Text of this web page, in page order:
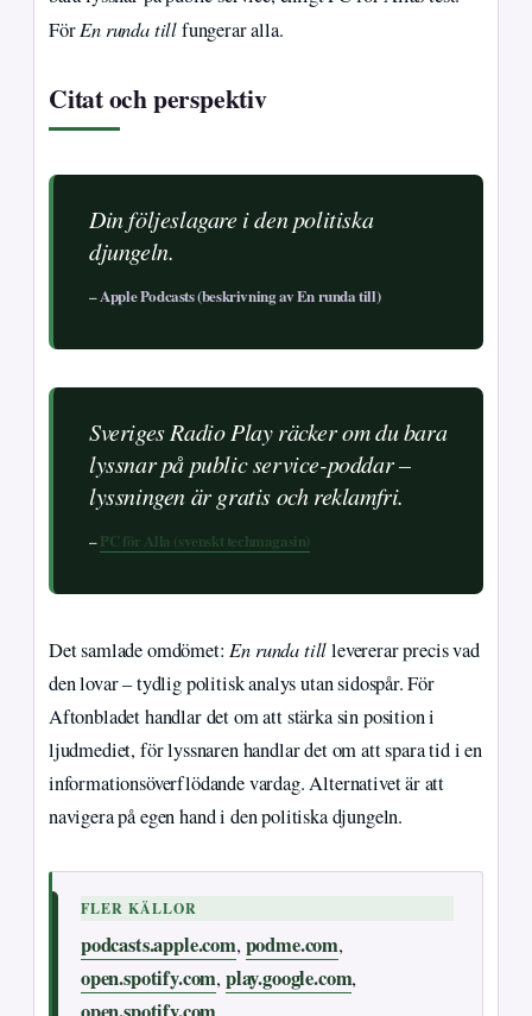
FörEn runda tillfungerar alla.
Citat och perspektiv
Din följeslagare i den politiska
djungeln.
– Apple Podcasts (beskrivning av En runda till)
Sveriges Radio Play räcker om du bara
lyssnar på public service-poddar –
lyssningen är gratis och reklamfri.
–PC för Alla (svenskt techmagasin)
Det samlade omdömet:En runda tilllevererar precis vad
den lovar – tydlig politisk analys utan sidospår. För
Aftonbladet handlar det om att stärka sin position i
ljudmediet, för lyssnaren handlar det om att spara tid i en
informationsöverflödande vardag. Alternativet är att
navigera på egen hand i den politiska djungeln.
FLER KÄLLOR
podcasts.apple.com,podme.com,
open.spotify.com,play.google.com,